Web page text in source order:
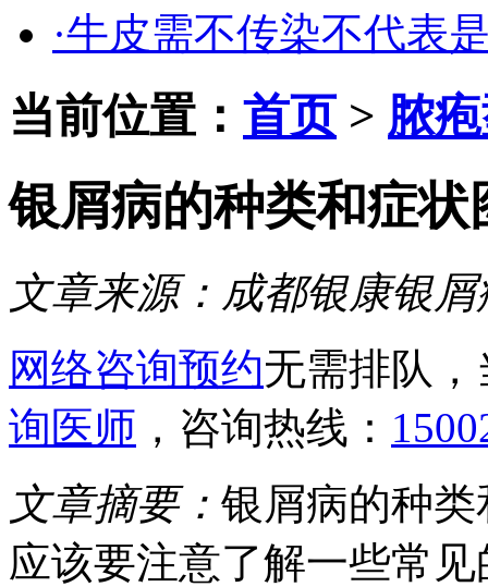
·牛皮需不传染不代表
当前位置： 首页> 脓
银屑病的种类和症状
文章来源： 成都银康银
网络咨询预约无需排队
询医师 ，咨询热线：
文章摘要： 银屑病的种
应该要注意了解一些常